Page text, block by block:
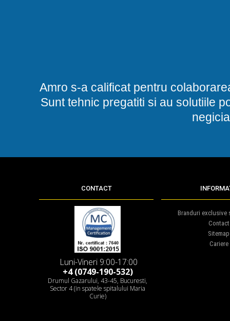
Amro s-a calificat pentru
Sunt tehnic pregatiti si au solutiile
CONTACT
Luni-Vineri 9:00-17:00
+4 (0749-190-532)
Drumul Gazarului, 43-45, Bucuresti,
Sector 4 (in spatele spitalului Maria
Curie)
Branduri exclusive
Contact
Sitemap
Cariere